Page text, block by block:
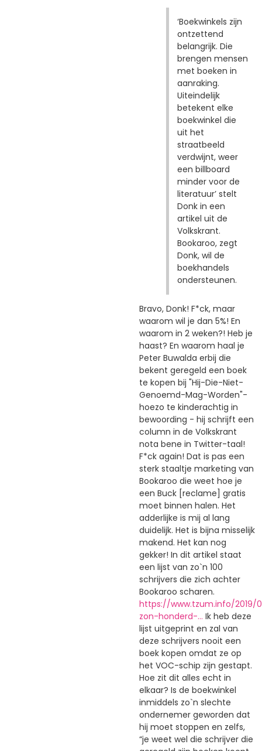
‘Boekwinkels zijn
ontzettend
belangrijk. Die
brengen mensen
met boeken in
aanraking.
Uiteindelijk
betekent elke
boekwinkel die
uit het
straatbeeld
verdwijnt, weer
een billboard
minder voor de
literatuur’ stelt
Donk in een
artikel uit de
Volkskrant.
Bookaroo, zegt
Donk, wil de
boekhandels
ondersteunen.
Bravo, Donk! F*ck, maar
waarom wil je dan 5%! En
waarom in 2 weken?! Heb je
haast? En waarom haal je
Peter Buwalda erbij die
bekent geregeld een boek
te kopen bij "Hij-Die-Niet-
Genoemd-Mag-Worden"-
hoezo te kinderachtig in
bewoording - hij schrijft een
column in de Volkskrant
nota bene in Twitter-taal!
F*ck again! Dat is pas een
sterk staaltje marketing van
Bookaroo die weet hoe je
een Buck [reclame] gratis
moet binnen halen. Het
adderlijke is mij al lang
duidelijk. Het is bijna misselijk
makend. Het kan nog
gekker! In dit artikel staat
een lijst van zo`n 100
schrijvers die zich achter
Bookaroo scharen.
https://www.tzum.info/2019/
zon-honderd-… Ik heb deze
lijst uitgeprint en zal van
deze schrijvers nooit een
boek kopen omdat ze op
het VOC-schip zijn gestapt.
Hoe zit dit alles echt in
elkaar? Is de boekwinkel
inmiddels zo`n slechte
ondernemer geworden dat
hij moet stoppen en zelfs,
“je weet wel die schrijver die